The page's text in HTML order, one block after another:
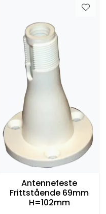
Antennefeste
Frittstående 69mm
H=102mm